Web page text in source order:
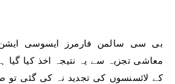
بی سی سالمن فارمرز ایسوسی
معاشی تجزیہ سے یہ نتیجہ اخذ کیا گیا